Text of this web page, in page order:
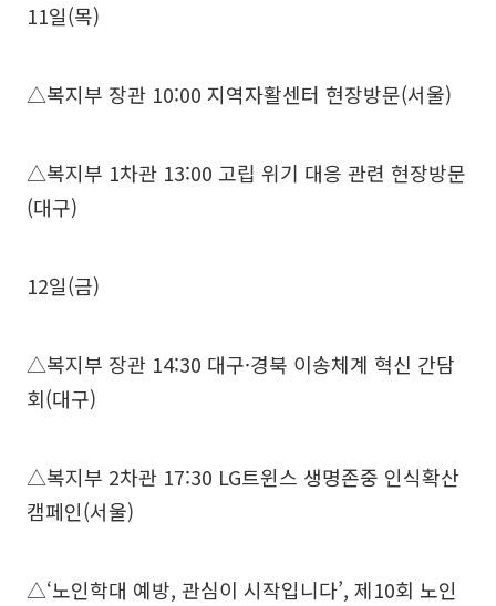
11일(목)
△복지부 장관 10:00 지역자활센터 현장방문(서울)
△복지부 1차관 13:00 고립 위기 대응 관련 현장방문
(대구)
12일(금)
△복지부 장관 14:30 대구·경북 이송체계 혁신 간담
회(대구)
△복지부 2차관 17:30 LG트윈스 생명존중 인식확산
캠페인(서울)
△‘노인학대 예방, 관심이 시작입니다’, 제10회 노인